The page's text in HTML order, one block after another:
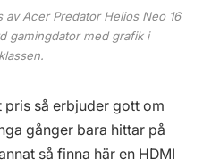
av Acer Predator Helios Neo 16
gamingdator med grafik i
så erbjuder gott om
gånger bara hittar på
så finna här en HDMI